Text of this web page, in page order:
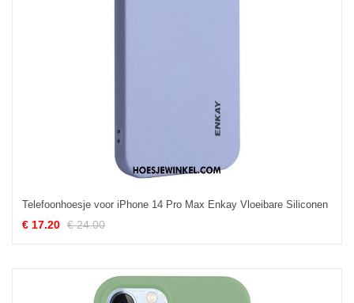
Telefoonhoesje voor iPhone 14 Pro Max Enkay Vloeibare Siliconen
€ 17.20 € 24.00